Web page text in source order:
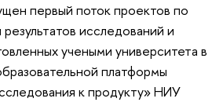
первый поток проектов по
исследований и
учеными университета в
платформы
к продукту» НИУ